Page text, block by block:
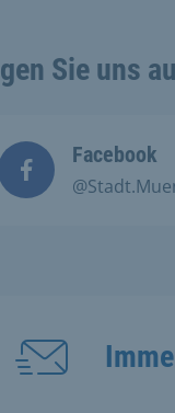
Sie uns
Facebook